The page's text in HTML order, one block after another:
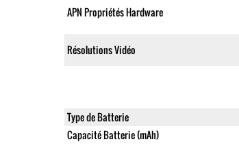
APN Propriétés Hardware
Résolutions Vidéo
Type de Batterie
Capacité Batterie (mAh)